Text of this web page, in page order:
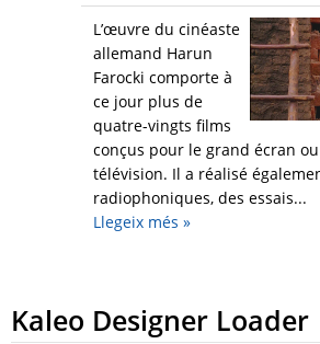
L’œuvre du cinéaste
allemand Harun
Farocki comporte à
ce jour plus de
quatre-vingts films
conçus pour le grand écran
télévision. Il a réalisé
radiophoniques, des essais...
Llegeix més »
Kaleo Designer Loader